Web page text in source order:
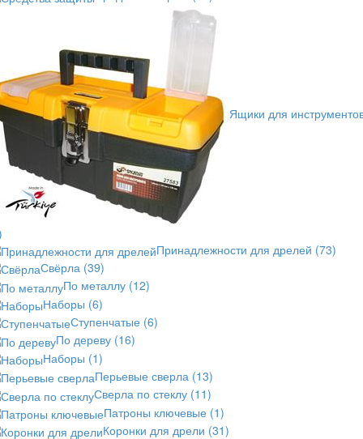
Ящики для
Принадлежности для дрелей (73)
Свёрла (39)
По металлу (12)
Наборы (6)
Ступенчатые (6)
По дереву (16)
Наборы (1)
Перьевые сверла (13)
Сверла по стеклу (11)
Патроны ключевые (1)
Коронки для дрели (31)